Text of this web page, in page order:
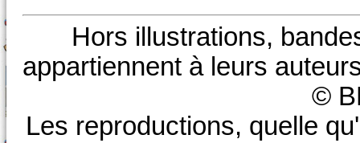
Hors illustrations,
appartiennent à leurs
©
Les reproductions, quelle